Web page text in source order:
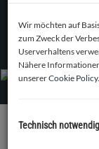
Wir möchten auf
zum Zweck der
Userverhaltens
Nähere
unsererCookie Policy.
Technisch